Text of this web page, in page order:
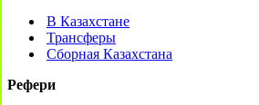
В Казахстане
Трансферы
Сборная Казахстана
Рефери